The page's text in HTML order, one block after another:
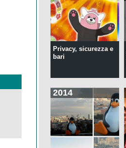
Privacy, sicurezza e
bari
2014